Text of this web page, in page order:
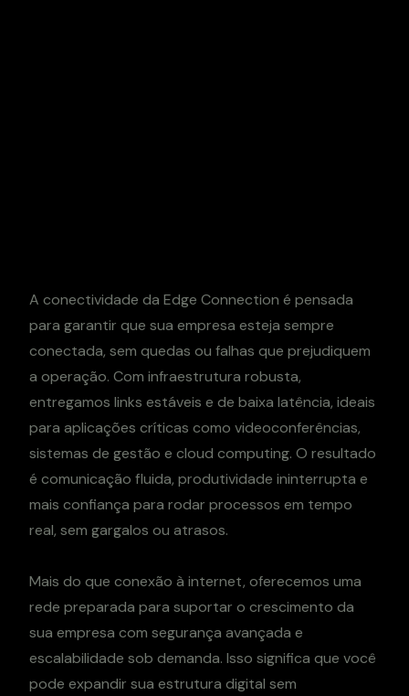
A conectividade da Edge Connection é pensada
para garantir que sua empresa esteja sempre
conectada, sem quedas ou falhas que prejudiquem
a operação. Com infraestrutura robusta,
entregamos links estáveis e de baixa latência, ideais
para aplicações críticas como videoconferências,
sistemas de gestão e cloud computing. O resultado
é comunicação fluida, produtividade ininterrupta e
mais confiança para rodar processos em tempo
real, sem gargalos ou atrasos.
Mais do que conexão à internet, oferecemos uma
rede preparada para suportar o crescimento da
sua empresa com segurança avançada e
escalabilidade sob demanda. Isso significa que você
pode expandir sua estrutura digital sem